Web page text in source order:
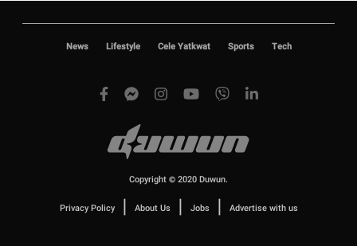
News Lifestyle Cele Yatkwat Sports Tech
Copyright © 2020 Duwun.
Privacy Policy | About Us | Jobs | Advertise with us